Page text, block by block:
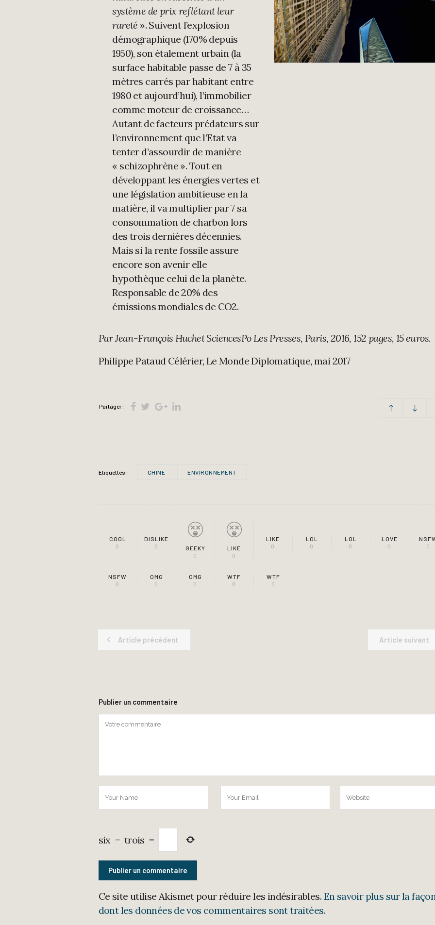
système de prix reflétant leur
rareté ». Suivent l’explosion
démographique (170% depuis
1950), son étalement urbain (la
surface habitable passe de 7 à 35
mètres carrés par habitant entre
1980 et aujourd’hui), l’immobilier
comme moteur de croissance…
Autant de facteurs prédateurs sur
l’environnement que l’Etat va
tenter d’assourdir de manière
« schizophrène ». Tout en
développant les énergies vertes et
une législation ambitieuse en la
matière, il va multiplier par 7 sa
consommation de charbon lors
des trois dernières décennies.
Mais si la rente fossile assure
encore son avenir elle
hypothèque celui de la planète.
Responsable de 20% des
émissions mondiales de CO2.
Par Jean-François Huchet SciencesPo Les Presses, Paris, 2016, 152 pages, 15 euros.
Philippe Pataud Célérier, Le Monde Diplomatique, mai 2017
Partager :
Étiquettes : CHINE ENVIRONNEMENT
COOL
0
DISLIKE
0
GEEKY
0
LIKE
0
LIKE
0
LOL
0
LOL
0
LOVE
0
0
NSFW
0
OMG
0
OMG
0
WTF
0
WTF
0
Article précédent Article suivant
Publier un commentaire
six − trois =
Ce site utilise Akismet pour réduire les indésirables. En savoir plus sur la
dont les données de vos commentaires sont traitées.